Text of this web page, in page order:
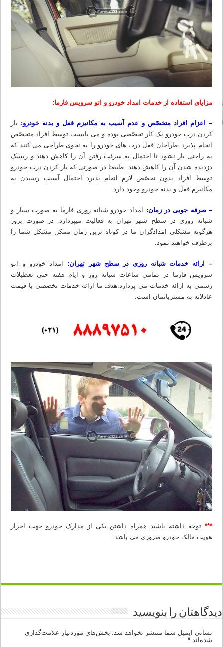
مزایای استفاده از خدمات امداد خودرو و اتو سرویس فارما:
– اعزام افراد متخصّص و عدم آسیب به مکانیزم قفل و بدنه خودرو: باز
کردن درب خودرو یک کار تخصّصی بوده و می بایست توسط افراد متخصّص
انجام پذیرد. طراحان قفل درب های خودرو را به نحوی طراحی می کنند که
به راحتی باز نشود تا احتمال به سرقت رفتن آن را کاهش دهند و ریسک
دزدیده شدن آن را کاهش دهند. طبیعتا در صورتی که باز کردن درب خودرو
توسط افراد بدون تخصّص لازم انجام پذیرد احتمال آسیب رسیدن به
مکانیزم قفل و بدنه خودرو وجود دارد.
– صرفه جویی در زمان:
امداد خودرو شبانه روزی فارما به صورت سیار و
شبانه روزی در سطح شهر تهران به فعالیت میپردازد. در صورت بروز
هرگونه مشکلی امدادگران ما در کوتاه ترین زمان ممکن مشکل شما را
برطرف خواهند نمود.
– ارائه خدمات شبانه روزی در سطح شهر تهران: امداد خودرو و اتو
سرویس فارما در تمامی ساعات شبانه روز و ایام هفته حتی تعطیلات
رسمی به ارائه خدمات می پردازد.هدف ما ارائه خدمات تخصصی با قیمت
عادلانه به مشتریانمان است.
***توجه داشته باشید همراه داشتن یکی از مدارک خودرو جهت احراز
هویت مالک خودرو ضروری می باشد.
دیدگاهتان را بنویسید
نشانی ایمیل شما منتشر نخواهد شد. بخش‌های موردنیاز علامت‌گذاری
شده‌اند*